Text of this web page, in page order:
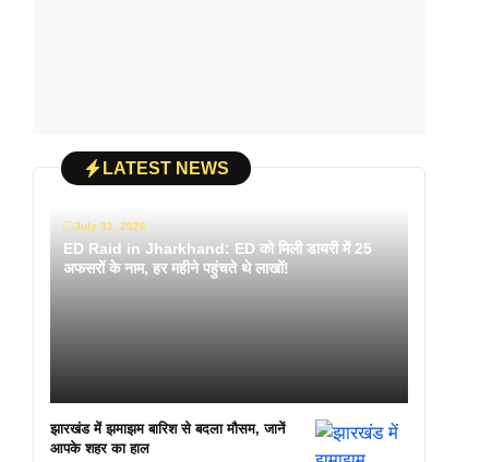
LATEST NEWS
July 31, 2026
ED Raid in Jharkhand: ED को मिली डायरी में 25
अफसरों के नाम, हर महीने पहुंचते थे लाखों!
झारखंड में झमाझम बारिश से बदला मौसम, जानें
आपके शहर का हाल